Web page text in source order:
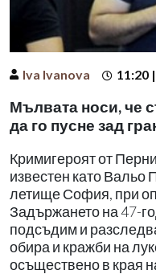
Iva Ivanova 11:20
Мълвата носи, че
да го пусне зад
Кримигероят от
известен като Вальо
летище София, при
Задържането на 47-
подсъдим и
обира и кражби на
осъществено в края